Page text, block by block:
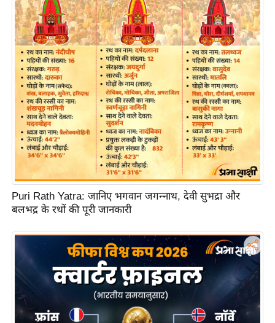
ए
म
.
आ
आ
य
प
र
क्षा
ध
र्म
ज्यो
Puri Rath Yatra: जानिए भगवान जगन्नाथ, देवी सुभद्रा और
बलभद्र के रथों की पूरी जानकारी